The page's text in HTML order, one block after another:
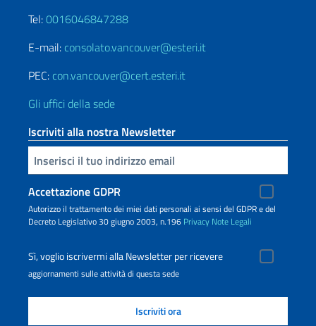
Tel:0016046847288
E-mail: consolato.vancouver@esteri.it
PEC: con.vancouver@cert.esteri.it
Gli uffici della sede
Iscriviti alla nostra Newsletter
Inserisci la tua email
Accettazione GDPR
Autorizzo il trattamento dei miei dati personali ai sensi del GDPR e del
Decreto Legislativo 30 giugno 2003, n.196 Privacy Note Legali
Sì, voglio iscrivermi alla Newsletter per ricevere
aggiornamenti sulle attività di questa sede